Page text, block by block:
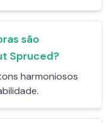
são
Spruced?
harmoniosos